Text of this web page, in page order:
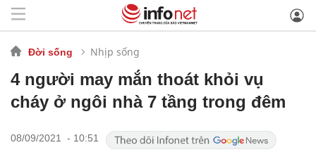
Đời sống Nhịp sống
4 người may mắn thoát khỏi vụ
cháy ở ngôi nhà 7 tầng trong đêm
08/09/2021 - 10:51